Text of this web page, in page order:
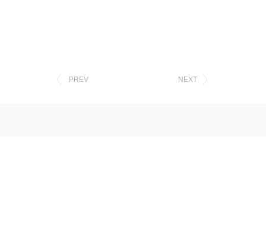
PREV NEXT